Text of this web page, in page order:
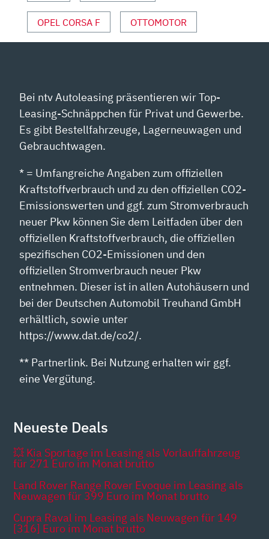
SPORT“
VON
YOUTUBE
OPEL CORSA F OTTOMOTOR
Bei ntv Autoleasing präsentieren wir Top-
Leasing-Schnäppchen für Privat und Gewerbe.
Es gibt Bestellfahrzeuge, Lagerneuwagen und
Gebrauchtwagen.
* = Umfangreiche Angaben zum offiziellen
Kraftstoffverbrauch und zu den offiziellen CO2-
Emissionswerten und ggf. zum Stromverbrauch
neuer Pkw können Sie dem Leitfaden über den
offiziellen Kraftstoffverbrauch, die offiziellen
spezifischen CO2-Emissionen und den
offiziellen Stromverbrauch neuer Pkw
entnehmen. Dieser ist in allen Autohäusern und
bei der Deutschen Automobil Treuhand GmbH
erhältlich, sowie unter
https://www.dat.de/co2/.
** Partnerlink. Bei Nutzung erhalten wir ggf.
eine Vergütung.
Neueste Deals
💥 Kia Sportage im Leasing als Vorlauffahrzeug
für 271 Euro im Monat brutto
Land Rover Range Rover Evoque im Leasing als
Neuwagen für 399 Euro im Monat brutto
Cupra Raval im Leasing als Neuwagen für 149
[316] Euro im Monat brutto